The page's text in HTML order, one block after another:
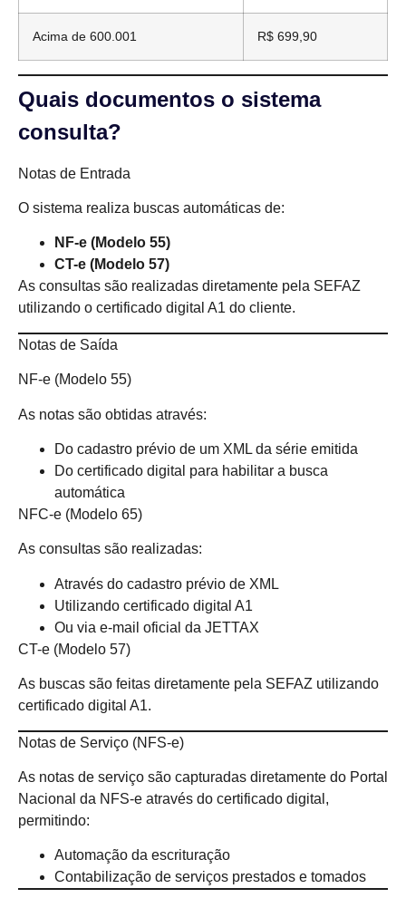
Acima de 600.001 R$ 699,90
Quais documentos o sistema
consulta?
Notas de Entrada
O sistema realiza buscas automáticas de:
NF-e (Modelo 55)
CT-e (Modelo 57)
As consultas são realizadas diretamente pela SEFAZ
utilizando o certificado digital A1 do cliente.
Notas de Saída
NF-e (Modelo 55)
As notas são obtidas através:
Do cadastro prévio de um XML da série emitida
Do certificado digital para habilitar a busca
automática
NFC-e (Modelo 65)
As consultas são realizadas:
Através do cadastro prévio de XML
Utilizando certificado digital A1
Ou via e-mail oficial da JETTAX
CT-e (Modelo 57)
As buscas são feitas diretamente pela SEFAZ utilizando
certificado digital A1.
Notas de Serviço (NFS-e)
As notas de serviço são capturadas diretamente do Portal
Nacional da NFS-e através do certificado digital,
permitindo:
Automação da escrituração
Contabilização de serviços prestados e tomados